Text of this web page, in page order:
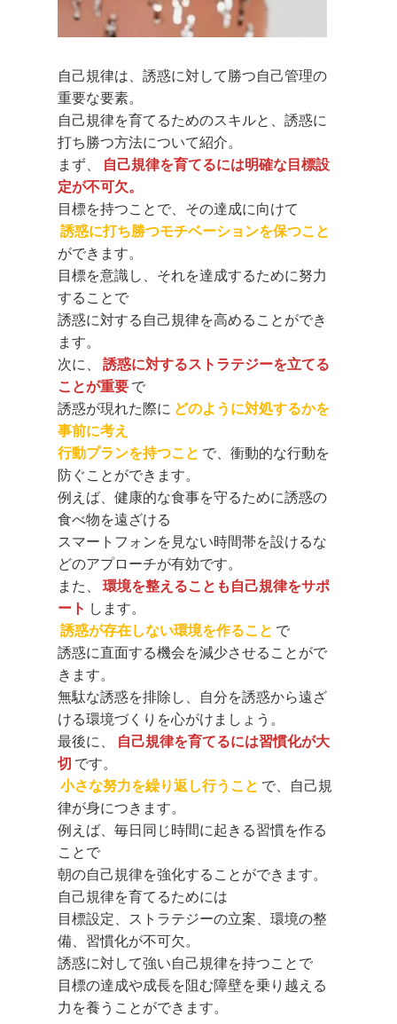
自己規律は、誘惑に対して勝つ自己管理の
重要な要素。
自己規律を育てるためのスキルと、誘惑に
打ち勝つ方法について紹介。
まず、
自己規律を育てるには明確な目標設
定が不可欠。
目標を持つことで、その達成に向けて
誘惑に打ち勝つモチベーションを保つこと
ができます。
目標を意識し、それを達成するために努力
することで
誘惑に対する自己規律を高めることができ
ます。
次に、
誘惑に対するストラテジーを立てる
ことが重要で
誘惑が現れた際に どのように対処するかを
事前に考え
行動プランを持つこと で、衝動的な行動を
防ぐことができます。
例えば、健康的な食事を守るために誘惑の
食べ物を遠ざける
スマートフォンを見ない時間帯を設けるな
どのアプローチが有効です。
また、
環境を整えることも自己規律をサポ
ート します。
誘惑が存在しない環境を作ること で
誘惑に直面する機会を減少させることがで
きます。
無駄な誘惑を排除し、自分を誘惑から遠ざ
ける環境づくりを心がけましょう。
最後に、
自己規律を育てるには習慣化が大
切 です。
小さな努力を繰り返し行うこと で、自己規
律が身につきます。
例えば、毎日同じ時間に起きる習慣を作る
ことで
朝の自己規律を強化することができます。
自己規律を育てるためには
目標設定、ストラテジーの立案、環境の整
備、習慣化が不可欠。
誘惑に対して強い自己規律を持つことで
目標の達成や成長を阻む障壁を乗り越える
力を養うことができます。